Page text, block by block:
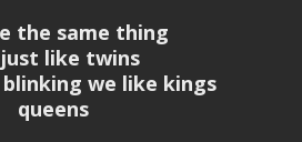
the same thing
like twins
we like kings
queens